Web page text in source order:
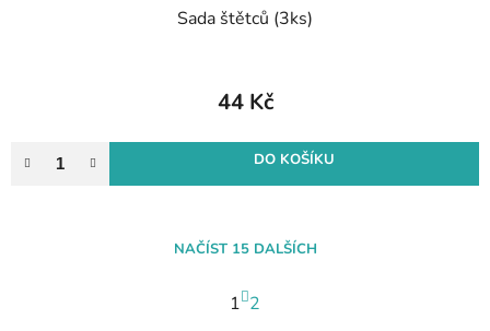
Sada štětců (3ks)
44 Kč
DO KOŠÍKU
NAČÍST 15 DALŠÍCH
t
1 2